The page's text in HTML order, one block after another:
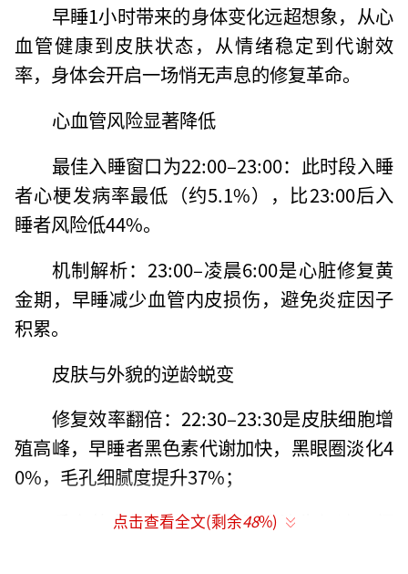
早睡1小时带来的身体变化远超想象，从心
血管健康到皮肤状态，从情绪稳定到代谢效
率，身体会开启一场悄无声息的修复革命。
心血管风险显著降低
最佳入睡窗口为22:00–23:00：此时段入睡
者心梗发病率最低（约5.1%），比23:00后入
睡者风险低44%。
机制解析：23:00–凌晨6:00是心脏修复黄
金期，早睡减少血管内皮损伤，避免炎症因子
积累。
皮肤与外貌的逆龄蜕变
修复效率翻倍：22:30–23:30是皮肤细胞增
殖高峰，早睡者黑色素代谢加快，黑眼圈淡化4
0%，毛孔细腻度提升37%；
反之熬夜的代价：胶原蛋白流失加速，细
点击查看全文(剩余48%)